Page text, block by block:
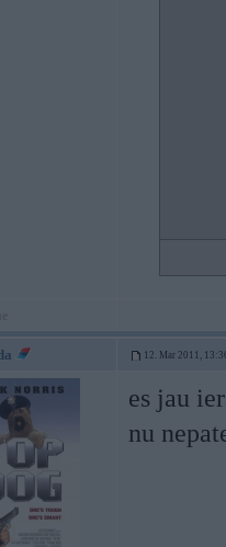
12. Mar 2011,
es jau
nu